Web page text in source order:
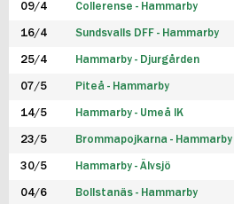
09/4 Collerense - Hammarby
16/4 Sundsvalls DFF - Hammarby
25/4 Hammarby - Djurgården
07/5 Piteå - Hammarby
14/5 Hammarby - Umeå IK
23/5 Brommapojkarna - Hammarby
30/5 Hammarby - Älvsjö
04/6 Bollstanäs - Hammarby